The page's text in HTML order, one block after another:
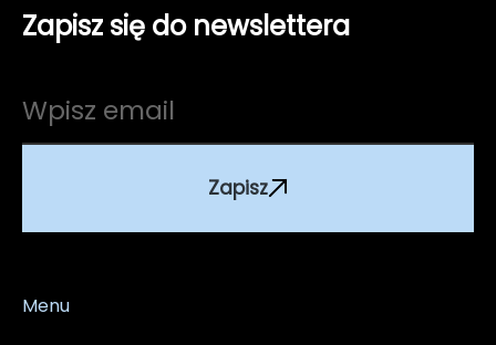
Zapisz się do newslettera
Zapisz
Menu